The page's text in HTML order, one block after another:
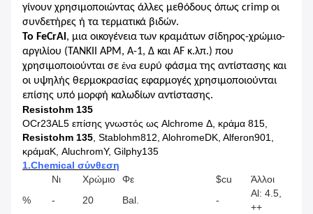
γίνουν χρησιμοποιώντας άλλες μεθόδους όπως crimp οι
συνδετήρες ή τα τερματικά βιδών.
Το FeCrAl, μια οικογένεια των κραμάτων σίδηρος-χρώμιο-
αργιλίου (TANKII APM, Α-1, Δ και AF κ.λπ.) που
χρησιμοποιούνται σε ένα ευρύ φάσμα της αντίστασης και
οι υψηλής θερμοκρασίας εφαρμογές χρησιμοποιούνται
επίσης υπό μορφή καλωδίων αντίστασης.
Resistohm 135
OCr23AL5 επίσης γνωστός ως Alchrome Δ, κράμα 815,
Resistohm 135, Stablohm812, AlohromeDK, Alferon901,
κράμαΚ, AluchromΥ, Gilphy135
1.Chemical σύνθεση
Νι
Χρώμιο Φε $cu
Άλλοι
%
- 20 Bal. -
Al: 4.5,
++